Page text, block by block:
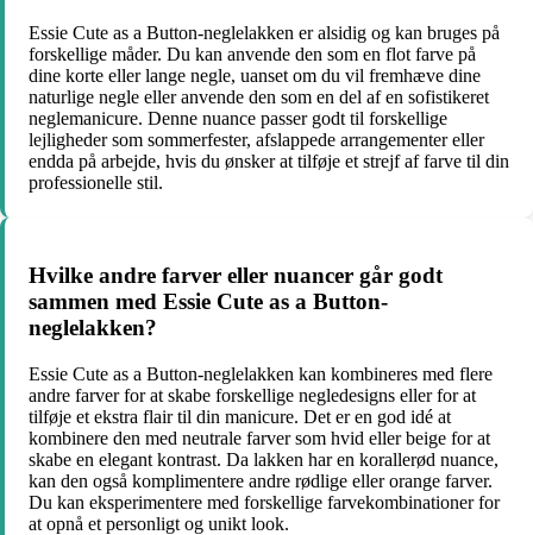
Essie Cute as a Button-neglelakken er alsidig og kan bruges på
forskellige måder. Du kan anvende den som en flot farve på
dine korte eller lange negle, uanset om du vil fremhæve dine
naturlige negle eller anvende den som en del af en sofistikeret
neglemanicure. Denne nuance passer godt til forskellige
lejligheder som sommerfester, afslappede arrangementer eller
endda på arbejde, hvis du ønsker at tilføje et strejf af farve til din
professionelle stil.
Hvilke andre farver eller nuancer går godt
sammen med Essie Cute as a Button-
neglelakken?
Essie Cute as a Button-neglelakken kan kombineres med flere
andre farver for at skabe forskellige negledesigns eller for at
tilføje et ekstra flair til din manicure. Det er en god idé at
kombinere den med neutrale farver som hvid eller beige for at
skabe en elegant kontrast. Da lakken har en korallerød nuance,
kan den også komplimentere andre rødlige eller orange farver.
Du kan eksperimentere med forskellige farvekombinationer for
at opnå et personligt og unikt look.